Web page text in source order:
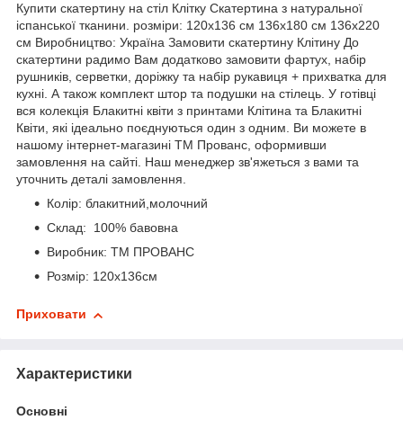
Купити скатертину на стіл Клітку Скатертина з натуральної
іспанської тканини. розміри: 120х136 см 136х180 см 136х220
см Виробництво: Україна Замовити скатертину Клітину До
скатертини радимо Вам додатково замовити фартух, набір
рушників, серветки, доріжку та набір рукавиця + прихватка для
кухні. А також комплект штор та подушки на стілець. У готівці
вся колекція Блакитні квіти з принтами Клітина та Блакитні
Квіти, які ідеально поєднуються один з одним. Ви можете в
нашому інтернет-магазині ТМ Прованс, оформивши
замовлення на сайті. Наш менеджер зв'яжеться з вами та
уточнить деталі замовлення.
Колір: блакитний,молочний
Склад: 100% бавовна
Виробник: ТМ ПРОВАНС
Розмір: 120х136см
Приховати
Характеристики
Основні